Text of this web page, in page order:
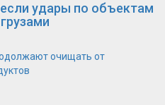
удары по объектам
очищать от